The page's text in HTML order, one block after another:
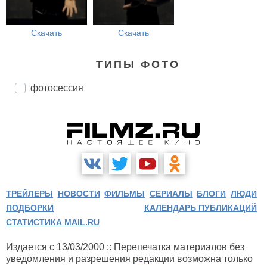
Скачать Скачать
ТИПЫ ФОТО
фотосессия
ТРЕЙЛЕРЫ НОВОСТИ ФИЛЬМЫ СЕРИАЛЫ БЛОГИ ЛЮДИ
ПОДБОРКИ
КАЛЕНДАРЬ ПУБЛИКАЦИЙ
СТАТИСТИКА MAIL.RU
Издается с 13/03/2000 :: Перепечатка материалов без
уведомления и разрешения редакции возможна только